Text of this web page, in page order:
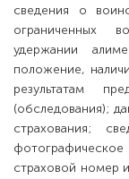
сведения о
ограниченных
удержании
положение,
результатам
(обследования);
страхования;
страховой номер